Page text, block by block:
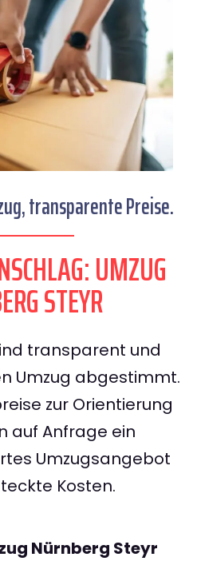
transparente Preise.
UMZUG
STEYR
transparent und
Umzug abgestimmt.
zur Orientierung
auf Anfrage ein
Umzugsangebot
Kosten.
Nürnberg Steyr